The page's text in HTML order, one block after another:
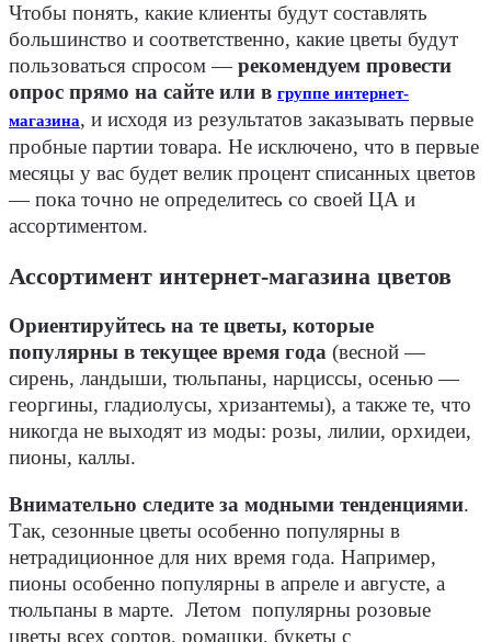
Чтобы понять, какие клиенты будут составлять
большинство и соответственно, какие цветы будут
пользоваться спросом — рекомендуем провести
опрос прямо на сайте или в группе интернет-
магазина, и исходя из результатов заказывать первые
пробные партии товара. Не исключено, что в первые
месяцы у вас будет велик процент списанных цветов
— пока точно не определитесь со своей ЦА и
ассортиментом.
Ассортимент интернет-магазина цветов
Ориентируйтесь на те цветы, которые
популярны в текущее время года (весной —
сирень, ландыши, тюльпаны, нарциссы, осенью —
георгины, гладиолусы, хризантемы), а также те, что
никогда не выходят из моды: розы, лилии, орхидеи,
пионы, каллы.
Внимательно следите за модными тенденциями.
Так, сезонные цветы особенно популярны в
нетрадиционное для них время года. Например,
пионы особенно популярны в апреле и августе, а
тюльпаны в марте. Летом популярны розовые
цветы всех сортов, ромашки, букеты с